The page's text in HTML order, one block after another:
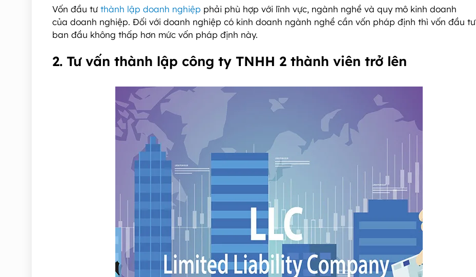
Vốn đầu tư thành lập doanh nghiệp phải phù hợp với lĩnh vực, ngành nghề và quy mô kinh doanh
của doanh nghiệp. Đối với doanh nghiệp có kinh doanh ngành nghề cần vốn pháp định thì vốn đầu tư
ban đầu không thấp hơn mức vốn pháp định này.
2. Tư vấn thành lập công ty TNHH 2 thành viên trở lên